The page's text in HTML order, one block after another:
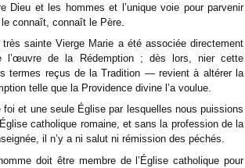
Dieu et les hommes et l’unique voie pour parvenir
connaît, connaît le Père.
sainte Vierge Marie a été associée directement
l’œuvre de la Rédemption ; dès lors, nier cette
termes reçus de la Tradition — revient à altérer la
telle que la Providence divine l’a voulue.
foi et une seule Église par lesquelles nous puissions
catholique romaine, et sans la profession de la
il n’y a ni salut ni rémission des péchés.
doit être membre de l’Église catholique pour